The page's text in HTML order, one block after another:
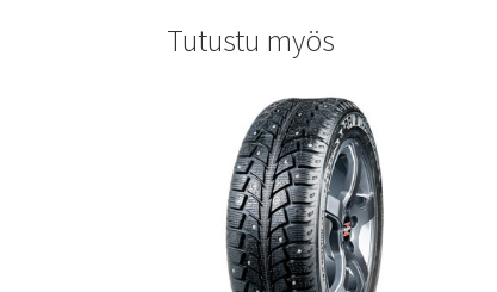
Tutustu myös